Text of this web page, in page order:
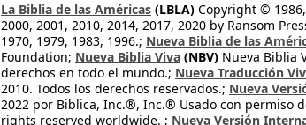
La Biblia de las Américas (LBLA) Copyright ©
2000, 2001, 2010, 2014, 2017, 2020 by Ransom
1970, 1979, 1983, 1996.; Nueva Biblia de las
Foundation; Nueva Biblia Viva (NBV) Nueva Biblia
derechos en todo el mundo.; Nueva Traducción
2010. Todos los derechos reservados.; Nueva
2022 por Biblica, Inc.®, Inc.® Usado con permiso
rights reserved worldwide. ; Nueva Versión